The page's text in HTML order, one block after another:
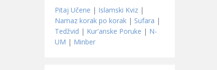
Pitaj Učene | Islamski Kviz |
Namaz korak po korak | Sufara |
Tedžvid | Kur'anske Poruke | N-
UM | Minber